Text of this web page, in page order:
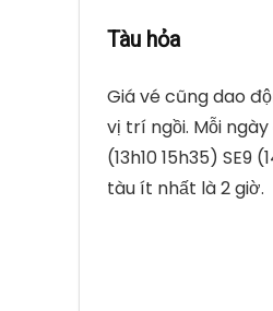
Tàu hỏa
Giá vé cũng dao
vị trí ngồi. Mỗi ngày
(13h10 15h35) SE9
tàu ít nhất là 2 giờ.